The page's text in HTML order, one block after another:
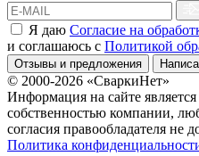
Я даю Согласие на
и соглашаюсь c Политикой
Отзывы и предложения
© 2000-2026 «СваркиНет»
Информация на сайте
собственностью компании,
согласия правообладателя не
Политика